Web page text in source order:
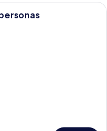
de hotel con dos